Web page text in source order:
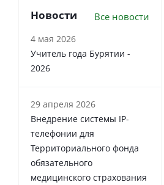
Новости Все новости
4 мая 2026
Учитель года Бурятии -
2026
29 апреля 2026
Внедрение системы IP-
телефонии для
Территориального фонда
обязательного
медицинского страхования